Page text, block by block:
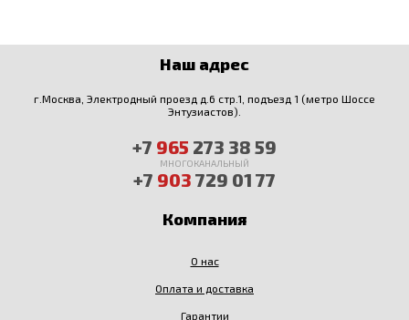
Наш адрес
г.Москва, Электродный проезд д.6 стр.1, подъезд 1 (метро Шоссе
Энтузиастов).
+7 965 273 38 59
МНОГОКАНАЛЬНЫЙ
+7 903 729 01 77
Компания
О нас
Оплата и доставка
Гарантии